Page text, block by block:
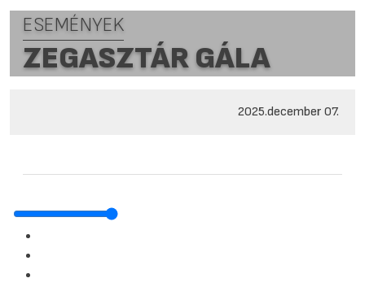
ESEMÉNYEK
ZEGASZTÁR GÁLA
2025.december 07.